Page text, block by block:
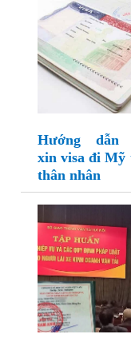
Hướng dẫn
xin visa đi Mỹ
thân nhân